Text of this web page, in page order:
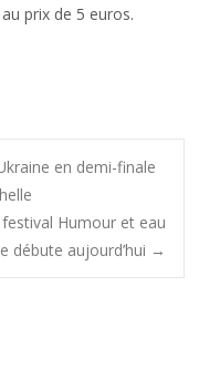
prix de 5 euros.
en demi-finale
Humour et eau
débute aujourd’hui →